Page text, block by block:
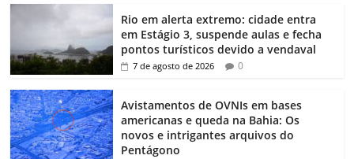
Rio em alerta extremo: cidade entra
em Estágio 3, suspende aulas e fecha
pontos turísticos devido a vendaval
7 de agosto de 2026 0
Avistamentos de OVNIs em bases
americanas e queda na Bahia: Os
novos e intrigantes arquivos do
Pentágono